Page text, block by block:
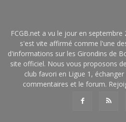
FCGB.net a vu le jour en septembre
s'est vite affirmé comme l'une
d'informations sur les Girondins de
site officiel. Nous vous proposons
club favori en Ligue 1,
commentaires et le forum.